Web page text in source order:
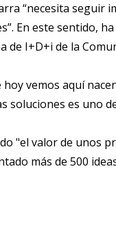
“necesita
En este sentido,
I+D+i de la
hoy vemos aquí
soluciones es uno
"el valor de unos
más de 500